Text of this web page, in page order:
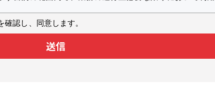
対して最適化された情報を配信するため
スの品質向上に役立てるため
合わせへの対応のため
認し、同意します。
送信